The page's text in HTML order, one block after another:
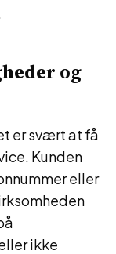
og
er svært at få
Kunden
eller
ikke